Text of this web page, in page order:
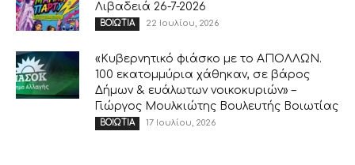
Λιβαδειά 26-7-2026
ΒΟΙΩΤΙΑ 22 Ιουλίου, 2026
«Κυβερνητικό φιάσκο με το ΑΠΟΛΛΩΝ.
100 εκατομμύρια χάθηκαν, σε βάρος
Δήμων & ευάλωτων νοικοκυριών» –
Γιώργος Μουλκιώτης Βουλευτής Βοιωτίας
ΒΟΙΩΤΙΑ 17 Ιουλίου, 2026